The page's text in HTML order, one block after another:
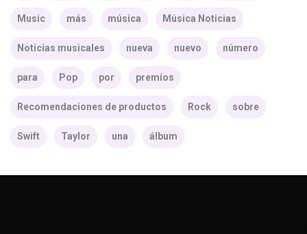
Music más música Música Noticias
Noticias musicales nueva nuevo número
para Pop por premios
Recomendaciones de productos Rock sobre
Swift Taylor una álbum